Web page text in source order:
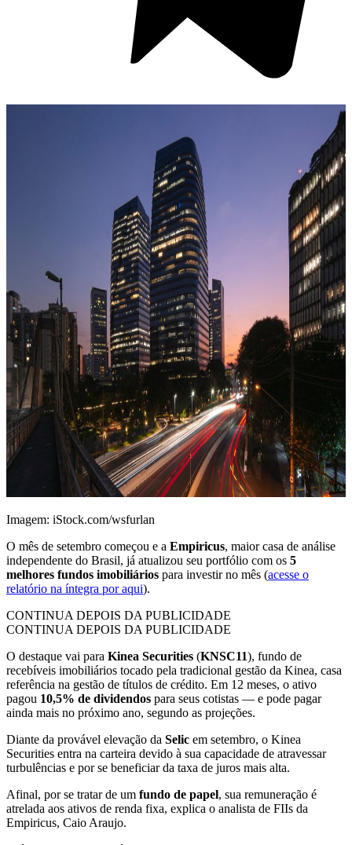
Imagem: iStock.com/wsfurlan
O mês de setembro começou e a Empiricus, maior casa de análise
independente do Brasil, já atualizou seu portfólio com os 5
melhores fundos imobiliários para investir no mês (acesse o
relatório na íntegra por aqui).
CONTINUA DEPOIS DA PUBLICIDADE
CONTINUA DEPOIS DA PUBLICIDADE
O destaque vai para Kinea Securities (KNSC11), fundo de
recebíveis imobiliários tocado pela tradicional gestão da Kinea, casa
referência na gestão de títulos de crédito. Em 12 meses, o ativo
pagou 10,5% de dividendos para seus cotistas — e pode pagar
ainda mais no próximo ano, segundo as projeções.
Diante da provável elevação da Selic em setembro, o Kinea
Securities entra na carteira devido à sua capacidade de atravessar
turbulências e por se beneficiar da taxa de juros mais alta.
Afinal, por se tratar de um fundo de papel, sua remuneração é
atrelada aos ativos de renda fixa, explica o analista de FIIs da
Empiricus, Caio Araujo.